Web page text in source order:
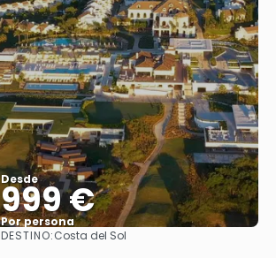
Desde
999 €
Por persona
Ver
DESTINO:Costa del Sol